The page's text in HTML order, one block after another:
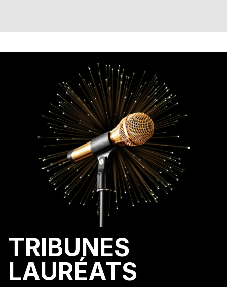
TRIBUNES
LAURÉATS